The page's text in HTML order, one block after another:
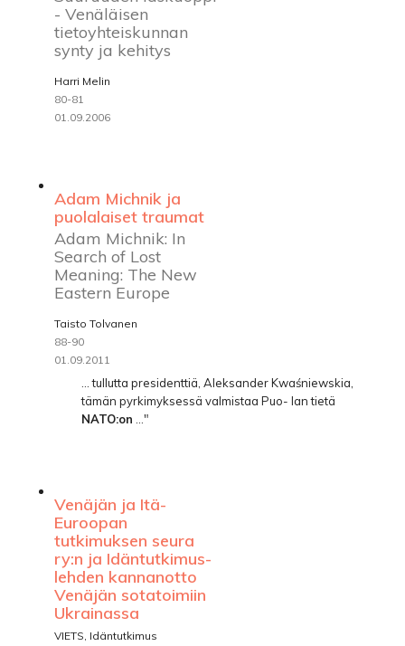
- Venäläisen
tietoyhteiskunnan
synty ja kehitys
Harri Melin
80-81
01.09.2006
Adam Michnik ja
puolalaiset traumat
Adam Michnik: In
Search of Lost
Meaning: The New
Eastern Europe
Taisto Tolvanen
88-90
01.09.2011
... tullutta presidenttiä, Aleksander Kwaśniewskia,
tämän pyrkimyksessä valmistaa Puo- lan tietä
NATO:on ..."
Venäjän ja Itä-
Euroopan
tutkimuksen seura
ry:n ja Idäntutkimus-
lehden kannanotto
Venäjän sotatoimiin
Ukrainassa
VIETS, Idäntutkimus